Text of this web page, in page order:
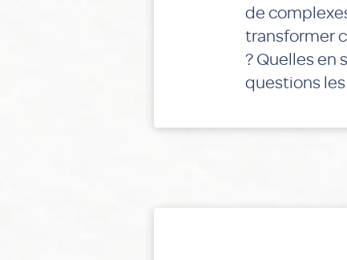
de
transformer
? Quelles en
questions